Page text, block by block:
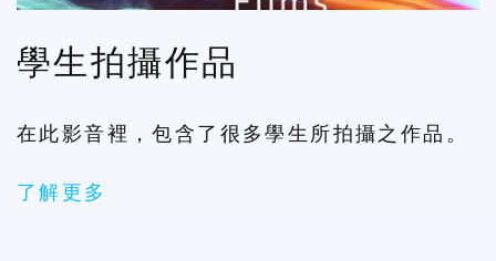
學生拍攝作品
在此影音裡，包含了很多學生所拍攝之作品。
了解更多